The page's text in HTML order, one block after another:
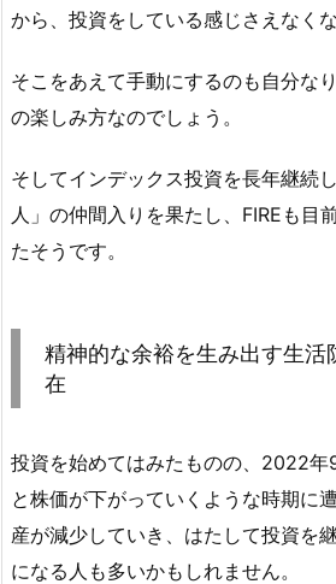
から、投資をしている感じさえなくな
そこをあえて手動にするのも自分な
の楽しみ方なのでしょう。
そしてインデックス投資を長年継続
人」の仲間入りを果たし、FIREも目
たそうです。
精神的な余裕を生み出す生活
在
投資を始めてはみたものの、2022年
と株価が下がっていくような時期に
産が減少していき、はたして投資を
になる人も多いかもしれません。